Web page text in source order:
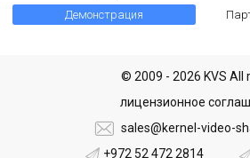
Демонстрация
© 2009 - 2026 KVS All
лицензионное
sales@kernel-video-
+972 52 472 2814